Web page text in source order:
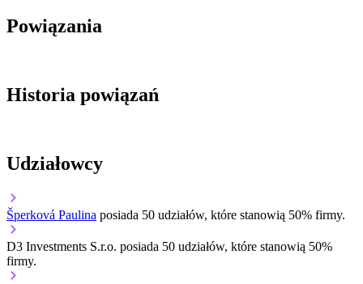
Powiązania
Historia powiązań
Udziałowcy
Šperková Paulina posiada 50 udziałów, które stanowią 50% firmy.
D3 Investments S.r.o. posiada 50 udziałów, które stanowią 50%
firmy.